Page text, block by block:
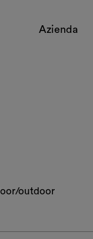
Azienda
outdoor